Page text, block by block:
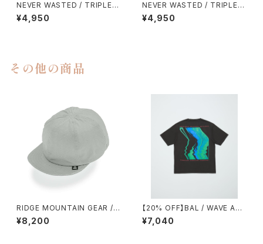
NEVER WASTED / TRIPLEY
ES
¥4,950
NEVER WASTED / TRIPLEY
ES（MA-1）
¥4,950
その他の商品
RIDGE MOUNTAIN GEAR / B
ASIC CAP（NT）EXTRA
¥8,200
【20% OFF】BAL / WAVE AN
D CLOUDS2
¥7,040